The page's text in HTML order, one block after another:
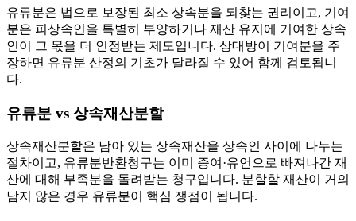
유류분은 법으로 보장된 최소 상속분을 되찾는 권리이고, 기여
분은 피상속인을 특별히 부양하거나 재산 유지에 기여한 상속
인이 그 몫을 더 인정받는 제도입니다. 상대방이 기여분을 주
장하면 유류분 산정의 기초가 달라질 수 있어 함께 검토됩니
다.
유류분 vs 상속재산분할
상속재산분할은 남아 있는 상속재산을 상속인 사이에 나누는
절차이고, 유류분반환청구는 이미 증여·유언으로 빠져나간 재
산에 대해 부족분을 돌려받는 청구입니다. 분할할 재산이 거의
남지 않은 경우 유류분이 핵심 쟁점이 됩니다.